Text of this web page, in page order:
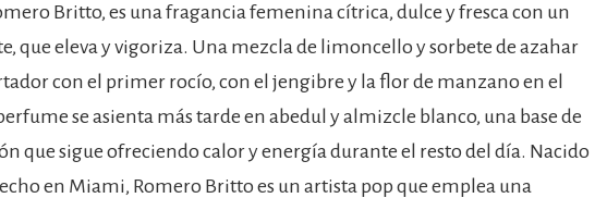
Britto, es una fragancia femenina cítrica, dulce y fresca con un
que eleva y vigoriza. Una mezcla de limoncello y sorbete de azahar
con el primer rocío, con el jengibre y la flor de manzano en el
se asienta más tarde en abedul y almizcle blanco, una base de
que sigue ofreciendo calor y energía durante el resto del día. Nacido
en Miami, Romero Britto es un artista pop que emplea una